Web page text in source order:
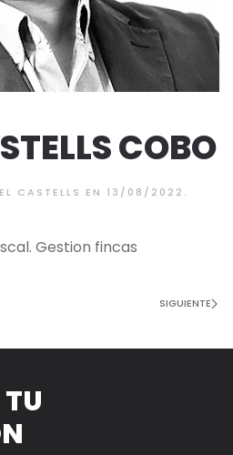
COBO
CASTELLS EN 13/08/2022 .
Gestion fincas
SIGUIENTE